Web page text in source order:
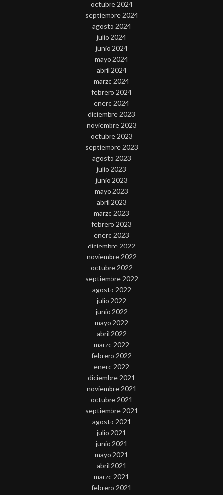
octubre 2024
septiembre 2024
agosto 2024
julio 2024
junio 2024
mayo 2024
abril 2024
marzo 2024
febrero 2024
enero 2024
diciembre 2023
noviembre 2023
octubre 2023
septiembre 2023
agosto 2023
julio 2023
junio 2023
mayo 2023
abril 2023
marzo 2023
febrero 2023
enero 2023
diciembre 2022
noviembre 2022
octubre 2022
septiembre 2022
agosto 2022
julio 2022
junio 2022
mayo 2022
abril 2022
marzo 2022
febrero 2022
enero 2022
diciembre 2021
noviembre 2021
octubre 2021
septiembre 2021
agosto 2021
julio 2021
junio 2021
mayo 2021
abril 2021
marzo 2021
febrero 2021